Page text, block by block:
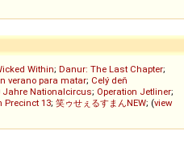
Within; Danur: The Last Chapter;
verano para matar; Celý deň
Jahre Nationalcircus; Operation Jetliner;
Precinct 13; 笑ゥせぇるすまんNEW; (view